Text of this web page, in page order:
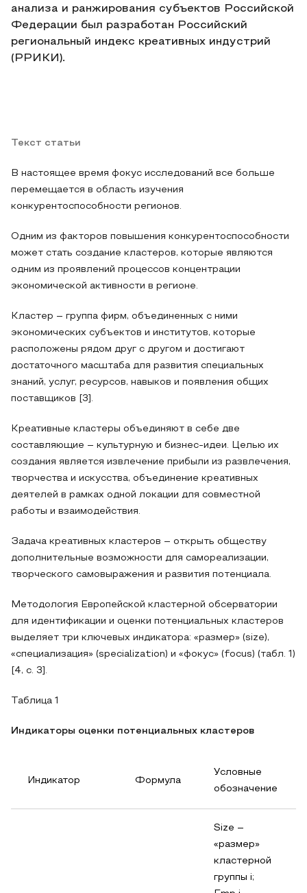
анализа и ранжирования субъектов Российской
Федерации был разработан Российский
региональный индекс креативных индустрий
(РРИКИ).
Текст статьи
В настоящее время фокус исследований все больше
перемещается в область изучения
конкурентоспособности регионов.
Одним из факторов повышения конкурентоспособности
может стать создание кластеров, которые являются
одним из проявлений процессов концентрации
экономической активности в регионе.
Кластер – группа фирм, объединенных с ними
экономических субъектов и институтов, которые
расположены рядом друг с другом и достигают
достаточного масштаба для развития специальных
знаний, услуг, ресурсов, навыков и появления общих
поставщиков [3].
Креативные кластеры объединяют в себе две
составляющие – культурную и бизнес-идеи. Целью их
создания является извлечение прибыли из развлечения,
творчества и искусства, объединение креативных
деятелей в рамках одной локации для совместной
работы и взаимодействия.
Задача креативных кластеров – открыть обществу
дополнительные возможности для самореализации,
творческого самовыражения и развития потенциала.
Методология Европейской кластерной обсерватории
для идентификации и оценки потенциальных кластеров
выделяет три ключевых индикатора: «размер» (size),
«специализация» (specialization) и «фокус» (focus) (табл. 1)
[4, с. 3].
Таблица 1
Индикаторы оценки потенциальных кластеров
Индикатор Формула
Условные
обозначение
Size –
«размер»
кластерной
группы i;